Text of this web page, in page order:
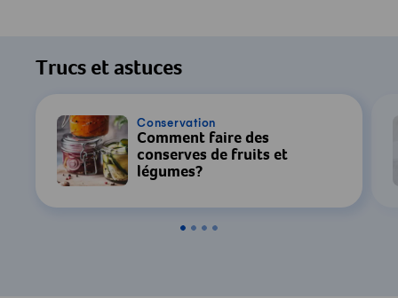
Trucs et astuces
Conservation
Comment faire des
conserves de fruits et
légumes?